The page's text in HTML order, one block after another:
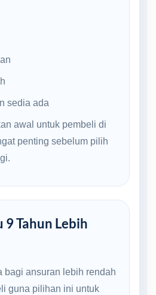
sedia ada
awal untuk pembeli di
penting sebelum pilih
9 Tahun Lebih
bagi ansuran lebih rendah
guna pilihan ini untuk